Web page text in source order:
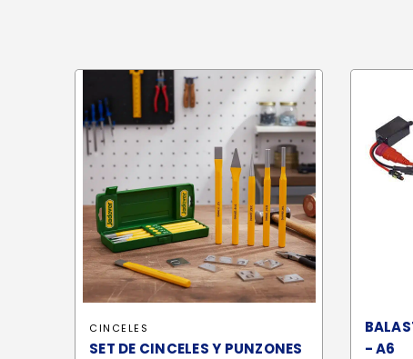
CINCELES
SET DE CINCELES Y PUNZONES
- A6